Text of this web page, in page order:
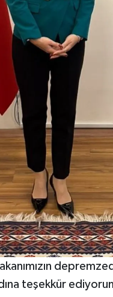
teşekkür